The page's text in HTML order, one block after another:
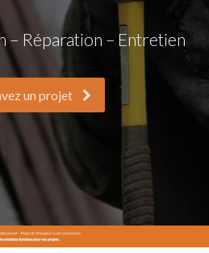
– Réparation – Entretien
un projet